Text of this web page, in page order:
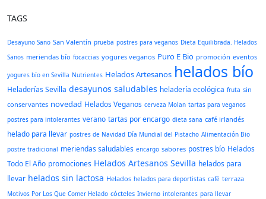
TAGS
Desayuno Sano San Valentín prueba postres para veganos Dieta Equilibrada. Helados
Sanos meriendas bío focaccias yogures veganos Puro E Bio promoción eventos
yogures bío en Sevilla Nutrientes Helados Artesanos helados bío
Heladerías Sevilla desayunos saludables heladería ecológica fruta sin
conservantes novedad Helados Veganos cerveza Molan tartas para veganos
postres para intolerantes verano tartas por encargo dieta sana café irlandés
helado para llevar postres de Navidad Día Mundial del Pistacho Alimentación Bio
postre tradicional meriendas saludables encargo sabores postres bío Helados
Todo El Año promociones Helados Artesanos Sevilla helados para
llevar helados sin lactosa Helados helados para deportistas café terraza
Motivos Por Los Que Comer Helado cócteles Invierno intolerantes para llevar